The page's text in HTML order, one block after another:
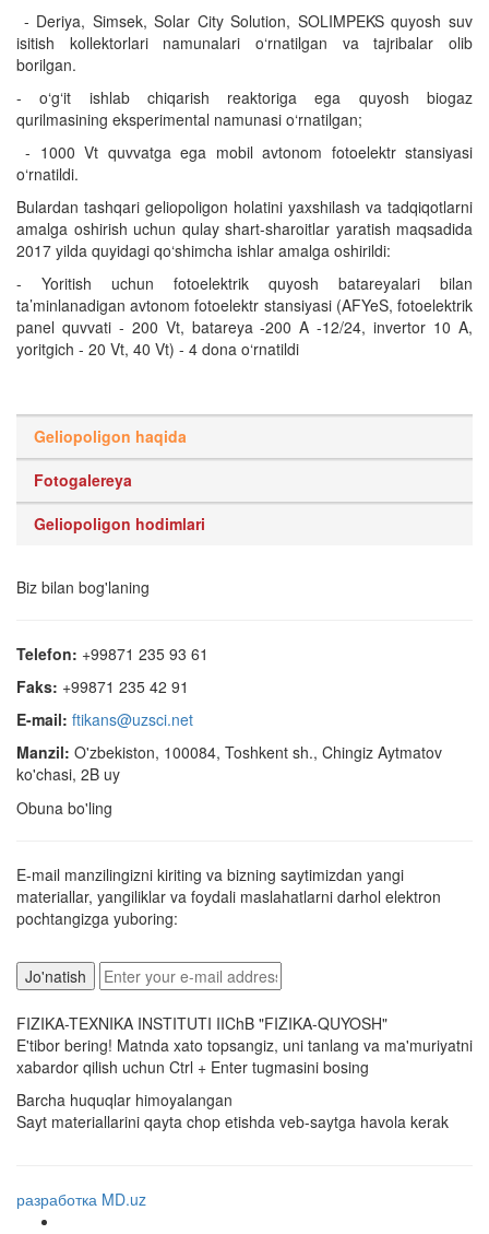
- Deriya, Simsek, Solar City Solution, SOLIMPEKS quyosh suv
isitish kollektorlari namunalari o‘rnatilgan va tajribalar olib
borilgan.
- o‘g‘it ishlab chiqarish reaktoriga ega quyosh biogaz
qurilmasining eksperimental namunasi o‘rnatilgan;
- 1000 Vt quvvatga ega mobil avtonom fotoelektr stansiyasi
o‘rnatildi.
Bulardan tashqari geliopoligon holatini yaxshilash va tadqiqotlarni
amalga oshirish uchun qulay shart-sharoitlar yaratish maqsadida
2017 yilda quyidagi qo‘shimcha ishlar amalga oshirildi:
- Yoritish uchun fotoelektrik quyosh batareyalari bilan
ta’minlanadigan avtonom fotoelektr stansiyasi (AFYeS, fotoelektrik
panel quvvati - 200 Vt, batareya -200 A -12/24, invertor 10 A,
yoritgich - 20 Vt, 40 Vt) - 4 dona o‘rnatildi
Geliopoligon haqida
Fotogalereya
Geliopoligon hodimlari
Biz bilan bog'laning
Telefon: +99871 235 93 61
Faks: +99871 235 42 91
E-mail: ftikans@uzsci.net
Manzil: O'zbekiston, 100084, Toshkent sh., Chingiz Aytmatov
ko'chasi, 2B uy
Obuna bo'ling
E-mail manzilingizni kiriting va bizning saytimizdan yangi
materiallar, yangiliklar va foydali maslahatlarni darhol elektron
pochtangizga yuboring:
FIZIKA-TEXNIKA INSTITUTI IIChB "FIZIKA-QUYOSH"
E'tibor bering! Matnda xato topsangiz, uni tanlang va ma'muriyatni
xabardor qilish uchun Ctrl + Enter tugmasini bosing
Barcha huquqlar himoyalangan
Sayt materiallarini qayta chop etishda veb-saytga havola kerak
разработка MD.uz